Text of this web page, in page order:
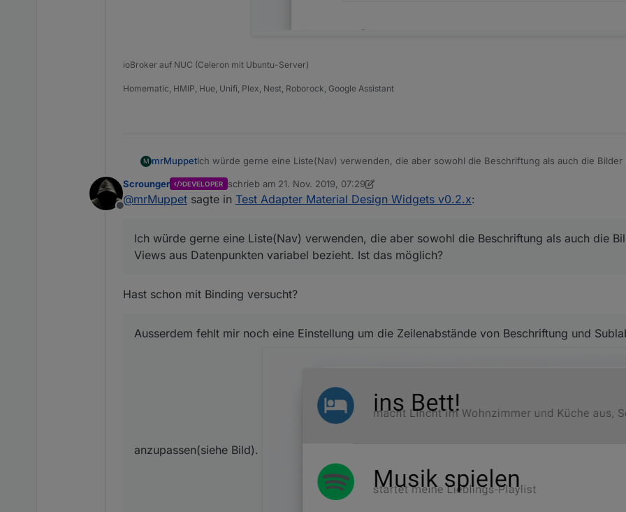
ioBroker auf NUC (Celeron mit Ubuntu-Server)
Homematic, HMIP, Hue, Unifi, Plex, Nest, Roborock, Google Assistant
M mrMuppetIch würde gerne eine Liste(Nav) verwenden, die aber sowohl die Beschriftung als auch die Bilder
Ausserdem fehlt mir noch eine Einstellung um die Zeilenabstände von Beschriftung und Sublabel zu anzupassen(siehe
Bild).
Offline
Scrounger DEVELOPER schrieb am 21. Nov. 2019, 07:29
zuletzt editiert von Scrounger
@mrMuppet sagte in Test Adapter Material Design Widgets v0.2.x:
Ich würde gerne eine Liste(Nav) verwenden, die aber sowohl die Beschriftung als auch die
Views aus Datenpunkten variabel bezieht. Ist das möglich?
Hast schon mit Binding versucht?
Ausserdem fehlt mir noch eine Einstellung um die Zeilenabstände von Beschriftung und
anzupassen(siehe Bild).